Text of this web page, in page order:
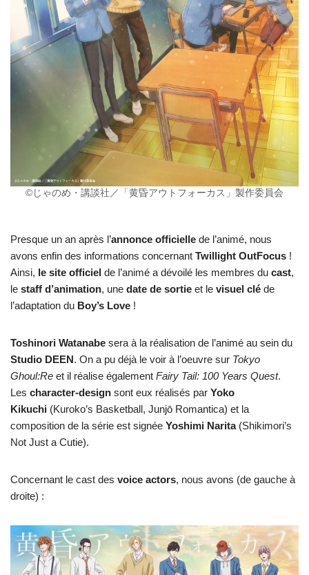
©じゃのめ・講談社／「黄昏アウトフォーカス」製作委員会
Presque un an après l’annonce officielle de l’animé, nous
avons enfin des informations concernant Twillight OutFocus !
Ainsi, le site officiel de l’animé a dévoilé les membres du cast,
le staff d’animation, une date de sortie et le visuel clé de
l’adaptation du Boy’s Love !
Toshinori Watanabe sera à la réalisation de l’animé au sein du
Studio DEEN . On a pu déjà le voir à l’oeuvre sur Tokyo
Ghoul:Re et il réalise également Fairy Tail: 100 Years Quest.
Les character-design sont eux réalisés par Yoko
Kikuchi (Kuroko’s Basketball, Junjō Romantica) et la
composition de la série est signée Yoshimi Narita (Shikimori’s
Not Just a Cutie).
Concernant le cast des voice actors, nous avons (de gauche à
droite) :